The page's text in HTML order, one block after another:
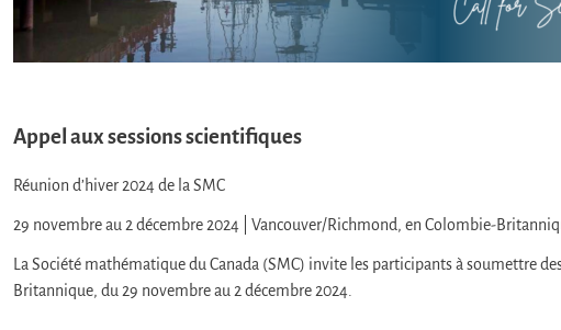
Appel aux sessions scientifiques
Réunion d’hiver 2024 de la SMC
29 novembre au 2 décembre 2024 | Vancouver/Richmond, en Colombie-
La Société mathématique du Canada (SMC) invite les participants à soumettre
Britannique, du 29 novembre au 2 décembre 2024.